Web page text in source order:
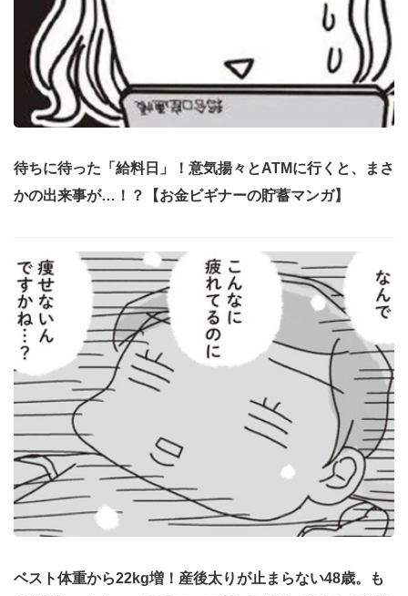
待ちに待った「給料日」！意気揚々とATMに行くと、まさ
かの出来事が…！？【お金ビギナーの貯蓄マンガ】
ベスト体重から22kg増！産後太りが止まらない48歳。も